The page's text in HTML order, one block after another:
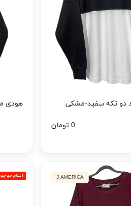
دو تکه سفید-مشکی
0 تومان
هودی
J AMERICA اتمام